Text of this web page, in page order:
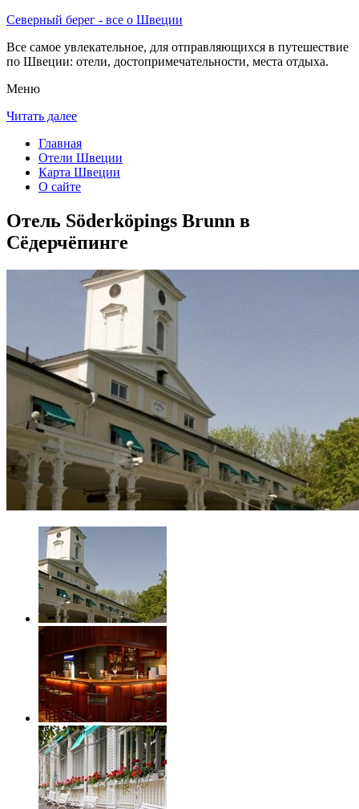
Северный берег - все о Швеции
Все самое увлекательное, для отправляющихся в путешествие
по Швеции: отели, достопримечательности, места отдыха.
Меню
Читать далее
Главная
Отели Швеции
Карта Швеции
О сайте
Отель Söderköpings Brunn в
Сёдерчёпинге